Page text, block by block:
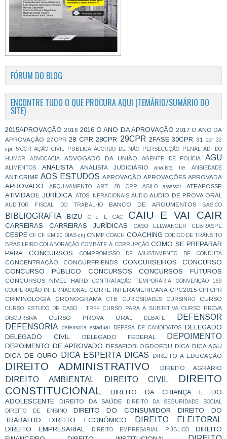
FÓRUM DO BLOG
ENCONTRE TUDO O QUE PROCURA AQUI (TEMÁRIO/SUMÁRIO DO
SITE)
2015APROVAÇÃO 2016 2016 O ANO DA APROVAÇÃO 2017 O ANO DA
APROVAÇÃO 27CPR 28 CPR 28CPR 29CPR 2FASE 30CPR 31 cpr 32
cpr
5ªCCR AÇÃO CIVIL PÚBLICA ACORDO DE NÃO PERSECUÇÃO PENAL
ADI DO
HUMOR
ADVOCACIA ADVOGADO DA UNIÃO AGENTE DE POLÍCIA AGU
ALIMENTOS ANALISTA ANALISTA JUDICIÁRIO analista tre ANSIEDADE
ANTICRIME AOS ESTUDOS APROVAÇÃO APROVAÇÕES APROVADA
APROVADO ARQUIVAMENTO ART. 28 CPP ASILO assessor ATEAPOSSE
ATIVIDADE JURÍDICA ATOS INFRACIONAIS ÁUDIO AUDIO DE PROVA ORAL
AUDITOR FISCAL DO TRABALHO BANCO DE ARGUMENTOS BÁSICO
BIBLIOGRAFIA BIZU C e E CAC CAIU E VAI CAIR
CARREIRAS CARREIRAS JURÍDICAS CASO ELLWANGER CEBRASPE
CESPE CF CF EM 20 DIAS cnj CNMP COACH COACHING CÓDIGO DE TRÂNSITO
BRASILEIRO COLABORAÇÃO COMBATE À CORRUPÇÃO COMO SE PREPARAR
PARA CONCURSOS
COMPROMISSO DE AJUSTAMENTO DE CONDUTA
CONCENTRAÇÃO CONCURFRIENDS CONCURSEIROS
CONCURSO
CONCURSO PÚBLICO
CONCURSOS CONCURSOS FUTUROS
CONCURSOS NÍVEL HARD CONTRATAÇÃO TEMPORÁRIA
CONVENÇÃO 169
COOPERAÇÃO INTERNACIONAL
CORTE INTERAMERICANA CPC2015 CPI CPR
CRIMINOLOGIA CRONOGRAMA CTB CURIOSIDADES CURSINHO CURSO
CURSO ESTUDO DE CASO - TRF4 CURSO PARA A SUBJETIVA
CURSO PROVA
DISCURSIVA
CURSO PROVA ORAL DEBATE
DEFENSOR
DEFENSORIA
defensoria estadual DEFESA DE CANDIDATOS
DELEGADO
DELEGADO CIVIL
DELEGADO FEDERAL DEPOIMENTO
DEPOIMENTO DE APROVADO DESAFIOBLOGDOEDU DICA DICA AGU
DICA DE OURO DICA ESPERTA DICAS DIREITO A EDUCAÇÃO
DIREITO ADMINISTRATIVO DIREITO AGRÁRIO
DIREITO AMBIENTAL DIREITO CIVIL
DIREITO
CONSTITUCIONAL
DIREITO DA CRIANÇA E DO
ADOLESCENTE
DIREITO DA SAÚDE
DIREITO DA SEGURIDADE SOCIAL
DIREITO DE ENSINO
DIREITO DO CONSUMIDOR
DIREITO DO
TRABALHO
DIREITO ECONÔMICO DIREITO ELEITORAL
DIREITO EMPRESARIAL DIREITO EMPRESARIAL PÚBLICO
DIREITO